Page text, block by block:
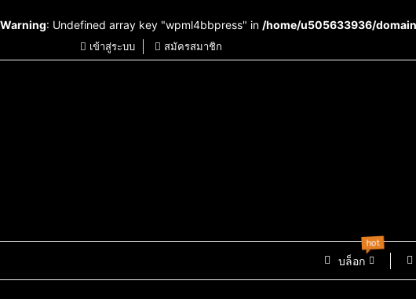
Warning: Undefined array key "wpml4bbpress" in /home/u505633936/
เข้าสู่ระบบ สมัครสมาชิก
บล็อก
hot